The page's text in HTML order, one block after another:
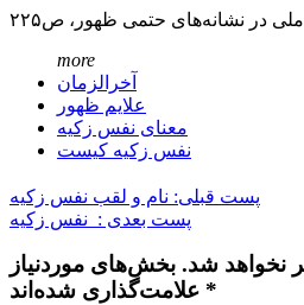
در نشانه‌های حتمی ظهور، ص۲۲۵
more
آخرالزمان
علایم ظهور
معنای نفس زکیه
نفس زکیه کیست
پست قبلی: نام و لقب نفس زکیه
پست بعدی : نفس زکیه
نخواهد شد. بخش‌های موردنیاز
علامت‌گذاری شده‌اند *